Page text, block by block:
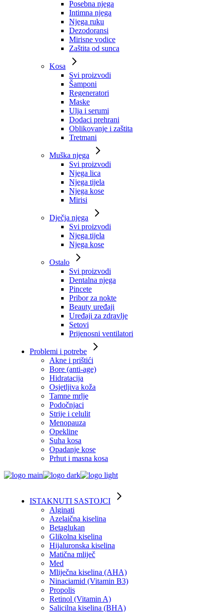
Posebna njega
Intimna njega
Njega ruku
Dezodoransi
Mirisne vodice
Zaštita od sunca
Kosa
Svi proizvodi
Šamponi
Regeneratori
Maske
Ulja i serumi
Dodaci prehrani
Oblikovanje i zaštita
Tretmani
Muška njega
Svi proizvodi
Njega lica
Njega tijela
Njega kose
Mirisi
Dječja njega
Svi proizvodi
Njega tijela
Njega kose
Ostalo
Svi proizvodi
Dentalna njega
Pincete
Pribor za nokte
Beauty uređaji
Uređaji za zdravlje
Setovi
Prijenosni ventilatori
Problemi i potrebe
Akne i prištići
Bore (anti-age)
Hidratacija
Osjetljiva koža
Tamne mrlje
Podočnjaci
Strije i celulit
Menopauza
Opekline
Suha kosa
Opadanje kose
Prhut i masna kosa
ISTAKNUTI SASTOJCI
Alginati
Azelaična kiselina
Betaglukan
Glikolna kiselina
Hijaluronska kiselina
Matična mliječ
Med
Mliječna kiselina (AHA)
Ninaciamid (Vitamin B3)
Propolis
Retinol (Vitamin A)
Salicilna kiselina (BHA)